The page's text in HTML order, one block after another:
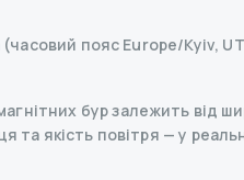
(часовий пояс Europe/Kyiv,
бур залежить від
та якість повітря — у